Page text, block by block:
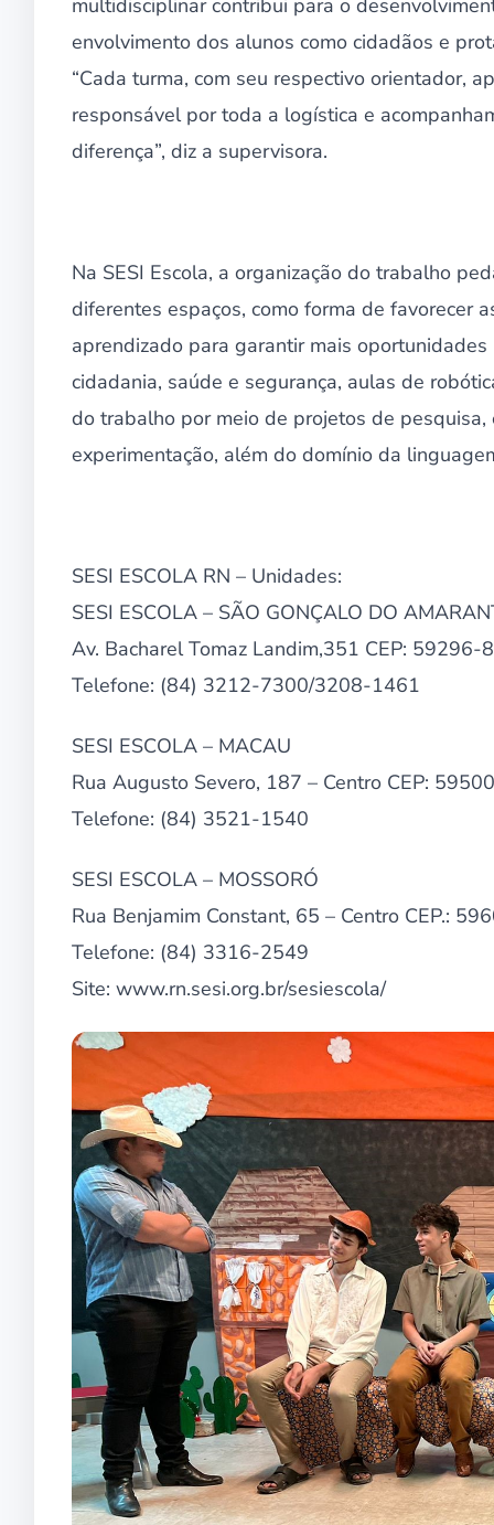
envolvimento dos alunos como cidadãos e
“Cada turma, com seu respectivo orientador,
responsável por toda a logística e
diferença”, diz a supervisora.
Na SESI Escola, a organização do trabalho
diferentes espaços, como forma de favorecer
aprendizado para garantir mais
cidadania, saúde e segurança, aulas de
do trabalho por meio de projetos de
experimentação, além do domínio da
SESI ESCOLA RN – Unidades:
SESI ESCOLA – SÃO GONÇALO DO
Av. Bacharel Tomaz Landim,351 CEP: 59296-
Telefone: (84) 3212-7300/3208-1461
SESI ESCOLA – MACAU
Rua Augusto Severo, 187 – Centro CEP:
Telefone: (84) 3521-1540
SESI ESCOLA – MOSSORÓ
Rua Benjamim Constant, 65 – Centro CEP.:
Telefone: (84) 3316-2549
Site: www.rn.sesi.org.br/sesiescola/